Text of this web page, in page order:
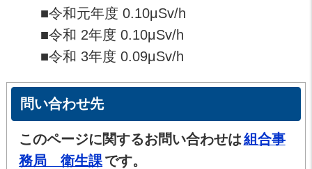
■令和元年度 0.10μSv/h
■令和 2年度 0.10μSv/h
■令和 3年度 0.09μSv/h
問い合わせ先
このページに関するお問い合わせは組合事
務局 衛生課です。